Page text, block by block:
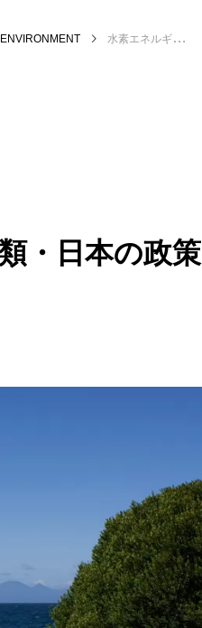
ENVIRONMENT 水素エネルギーとは｜仕組み・種類・日本の政策まで丁寧に解説
・日本の政策